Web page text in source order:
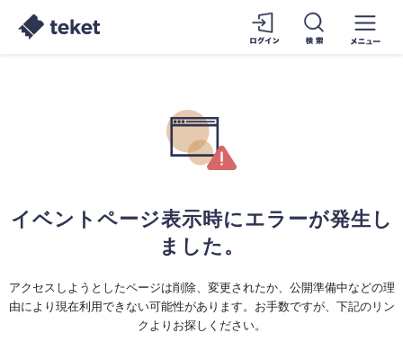
イベントページ表示時にエラーが発生し
ました。
アクセスしようとしたページは削除、変更されたか、公開準備中などの理
由により現在利用できない可能性があります。お手数ですが、下記のリン
クよりお探しください。